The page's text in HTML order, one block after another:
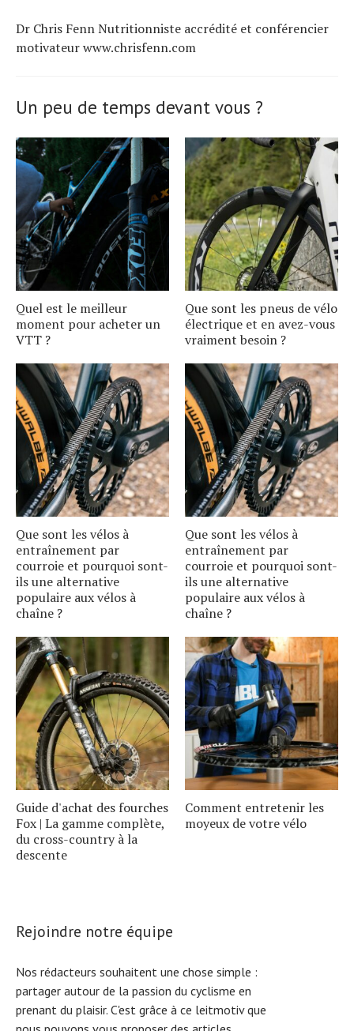
Dr Chris Fenn Nutritionniste accrédité et conférencier
motivateur www.chrisfenn.com
Un peu de temps devant vous ?
Quel est le meilleur
moment pour acheter un
VTT ?
Que sont les pneus de vélo
électrique et en avez-vous
vraiment besoin ?
Que sont les vélos à
entraînement par
courroie et pourquoi sont-
ils une alternative
populaire aux vélos à
chaîne ?
Que sont les vélos à
entraînement par
courroie et pourquoi sont-
ils une alternative
populaire aux vélos à
chaîne ?
Guide d'achat des fourches
Fox | La gamme complète,
du cross-country à la
descente
Comment entretenir les
moyeux de votre vélo
Rejoindre notre équipe
Nos rédacteurs souhaitent une chose simple :
partager autour de la passion du cyclisme en
prenant du plaisir. C'est grâce à ce leitmotiv que